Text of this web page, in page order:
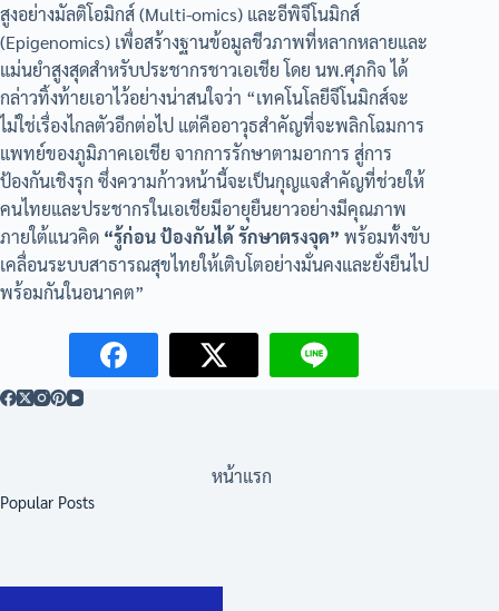
สูงอย่างมัลติโอมิกส์ (Multi-omics) และอีพิจีโนมิกส์
(Epigenomics) เพื่อสร้างฐานข้อมูลชีวภาพที่หลากหลายและ
แม่นยำสูงสุดสำหรับประชากรชาวเอเชีย โดย นพ.ศุภกิจ ได้
กล่าวทิ้งท้ายเอาไว้อย่างน่าสนใจว่า “เทคโนโลยีจีโนมิกส์จะ
ไม่ใช่เรื่องไกลตัวอีกต่อไป แต่คืออาวุธสำคัญที่จะพลิกโฉมการ
แพทย์ของภูมิภาคเอเชีย จากการรักษาตามอาการ สู่การ
ป้องกันเชิงรุก ซึ่งความก้าวหน้านี้จะเป็นกุญแจสำคัญที่ช่วยให้
คนไทยและประชากรในเอเชียมีอายุยืนยาวอย่างมีคุณภาพ
ภายใต้แนวคิด “รู้ก่อน ป้องกันได้ รักษาตรงจุด” พร้อมทั้งขับ
เคลื่อนระบบสาธารณสุขไทยให้เติบโตอย่างมั่นคงและยั่งยืนไป
พร้อมกันในอนาคต”
หน้าแรก
Popular Posts